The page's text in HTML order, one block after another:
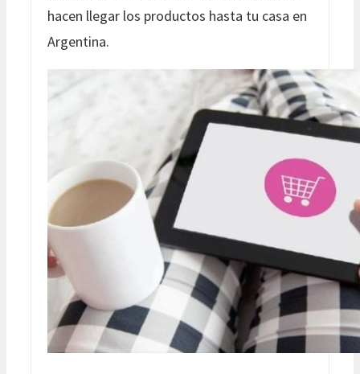
hacen llegar los productos hasta tu casa en
Argentina.